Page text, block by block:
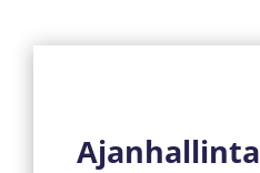
Ajanhallinta